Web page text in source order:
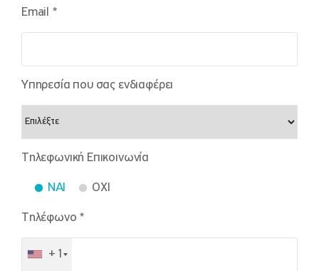
Email *
Υπηρεσία που σας ενδιαφέρει
Τηλεφωνική Επικοινωνία
NAI OXI
Τηλέφωνο *
+1